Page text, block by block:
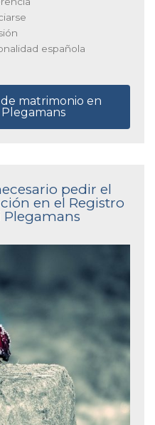
española
matrimonio en
pedir el
en el Registro
Plegamans